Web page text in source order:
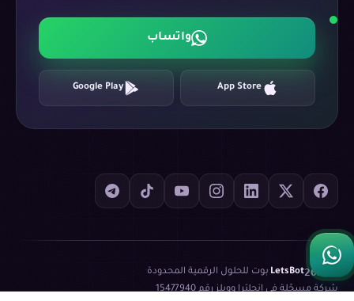
واتساب
App Store
Google Play
2026
LetsBot
·بوت للحلول الرقمية المحدودة·
شركة مسجّلة في إنجلترا وويلز رقم 15477940